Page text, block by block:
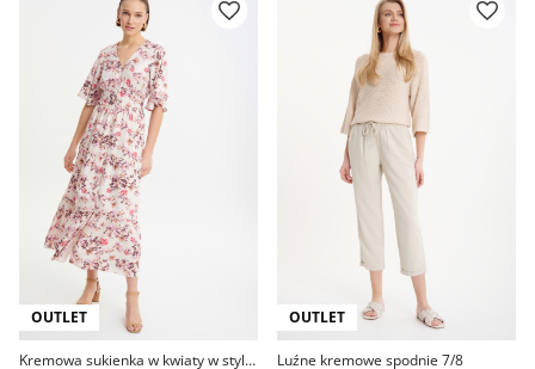
OUTLET
Kremowa sukienka w kwiaty w stylu casual
OUTLET
Luźne kremowe spodnie 7/8